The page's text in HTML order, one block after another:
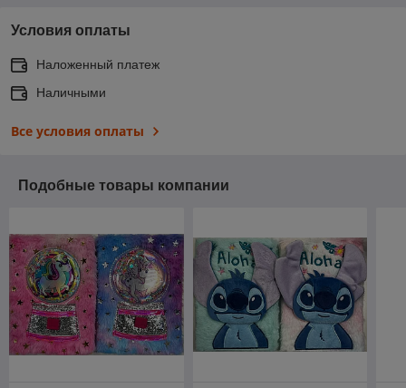
Условия оплаты
Наложенный платеж
Наличными
Все условия оплаты
Подобные товары компании